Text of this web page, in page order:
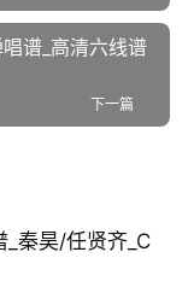
谱_高清六线谱
下一篇
秦昊/任贤齐_C